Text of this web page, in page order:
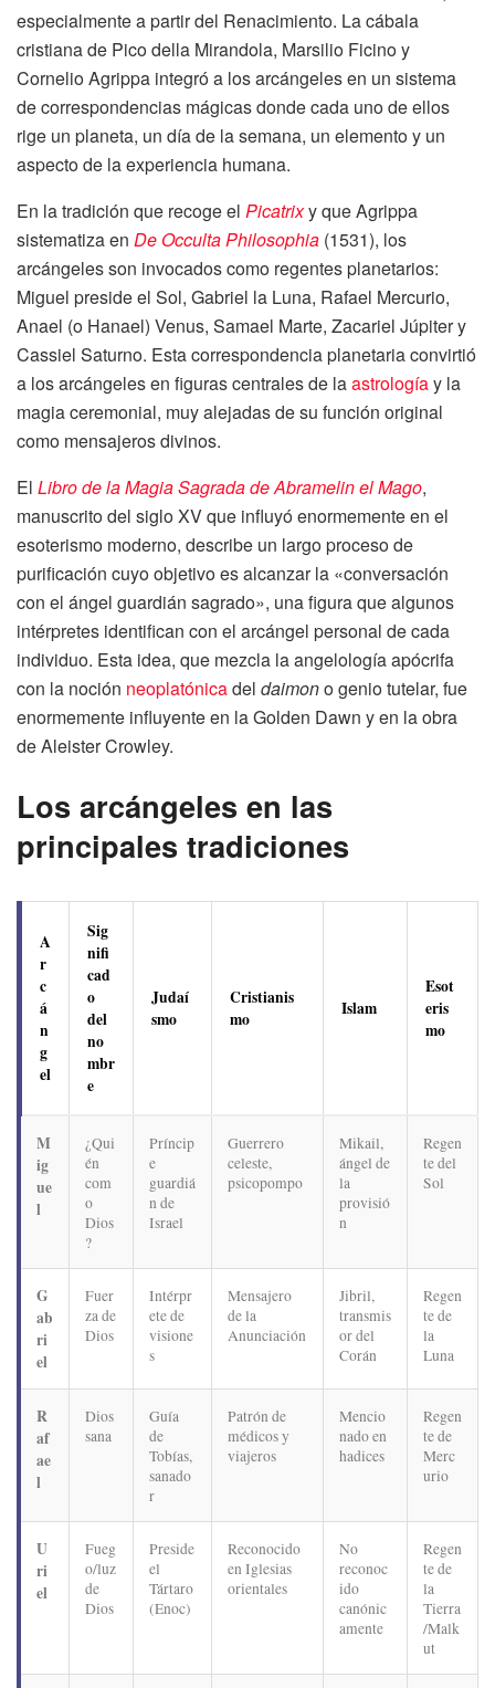
especialmente a partir del Renacimiento. La cábala
cristiana de Pico della Mirandola, Marsilio Ficino y
Cornelio Agrippa integró a los arcángeles en un sistema
de correspondencias mágicas donde cada uno de ellos
rige un planeta, un día de la semana, un elemento y un
aspecto de la experiencia humana.
En la tradición que recoge el Picatrixy que Agrippa
sistematiza en De Occulta Philosophia (1531), los
arcángeles son invocados como regentes planetarios:
Miguel preside el Sol, Gabriel la Luna, Rafael Mercurio,
Anael (o Hanael) Venus, Samael Marte, Zacariel Júpiter y
Cassiel Saturno. Esta correspondencia planetaria convirtió
a los arcángeles en figuras centrales de laastrologíay la
magia ceremonial, muy alejadas de su función original
como mensajeros divinos.
El Libro de la Magia Sagrada de Abramelin el Mago,
manuscrito del siglo XV que influyó enormemente en el
esoterismo moderno, describe un largo proceso de
purificación cuyo objetivo es alcanzar la «conversación
con el ángel guardián sagrado», una figura que algunos
intérpretes identifican con el arcángel personal de cada
individuo. Esta idea, que mezcla la angelología apócrifa
con la noción neoplatónicadel daimono genio tutelar, fue
enormemente influyente en la Golden Dawn y en la obra
de Aleister Crowley.
Los arcángeles en las
principales tradiciones
A
r
c
á
n
g
el
Sig
nifi
cad
o
del
no
mbr
e
Judaí
smo
Cristianis
mo
Islam
Esot
eris
mo
M
ig
ue
l
¿Qui
én
com
o
Dios
?
Príncip
e
guardiá
n de
Israel
Guerrero
celeste,
psicopompo
Mikail,
ángel de
la
provisió
n
Regen
te del
Sol
G
ab
ri
el
Fuer
za de
Dios
Intérpr
ete de
visione
s
Mensajero
de la
Anunciación
Jibril,
transmis
or del
Corán
Regen
te de
la
Luna
R
af
ae
l
Dios
sana
Guía
de
Tobías,
sanado
r
Patrón de
médicos y
viajeros
Mencio
nado en
hadices
Regen
te de
Merc
urio
U
ri
el
Fueg
o/luz
de
Dios
Preside
el
Tártaro
(Enoc)
Reconocido
en Iglesias
orientales
No
reconoc
ido
canónic
amente
Regen
te de
la
Tierra
/Malk
ut